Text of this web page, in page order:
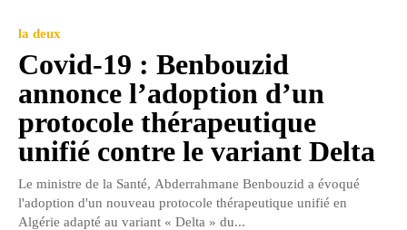
la deux
Covid-19 : Benbouzid
annonce l’adoption d’un
protocole thérapeutique
unifié contre le variant Delta
Le ministre de la Santé, Abderrahmane Benbouzid a évoqué
l'adoption d'un nouveau protocole thérapeutique unifié en
Algérie adapté au variant « Delta » du...